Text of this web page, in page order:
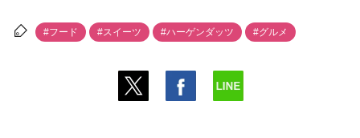
#フード #スイーツ #ハーゲンダッツ #グルメ